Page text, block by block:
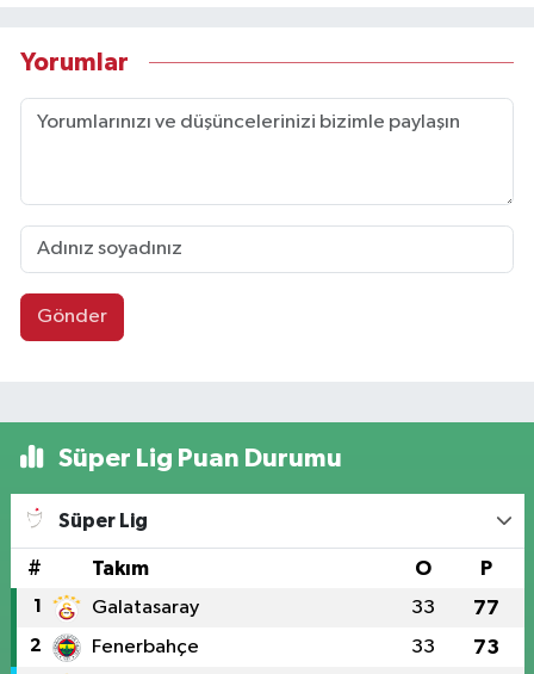
Yorumlar
Gönder
Süper Lig Puan Durumu
Süper Lig
# Takım O P
1 Galatasaray 33 77
2 Fenerbahçe 33 73